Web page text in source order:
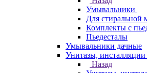
Умывальники
Для
Комплекты с
Пьедесталы
Умывальники дачные
Унитазы, инсталляции
Назад